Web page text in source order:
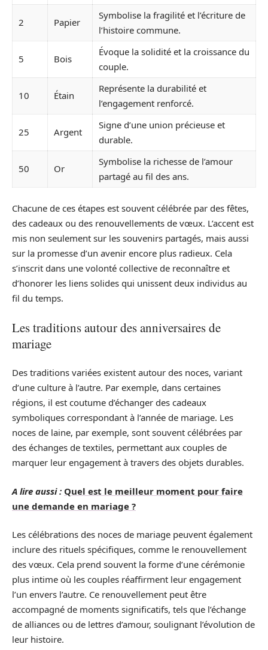
2 Papier
Symbolise la fragilité et l’écriture de
l’histoire commune.
5 Bois
Évoque la solidité et la croissance du
couple.
10 Étain
Représente la durabilité et
l’engagement renforcé.
25 Argent
Signe d’une union précieuse et
durable.
50 Or
Symbolise la richesse de l’amour
partagé au fil des ans.
Chacune de ces étapes est souvent célébrée par des fêtes,
des cadeaux ou des renouvellements de vœux. L’accent est
mis non seulement sur les souvenirs partagés, mais aussi
sur la promesse d’un avenir encore plus radieux. Cela
s’inscrit dans une volonté collective de reconnaître et
d’honorer les liens solides qui unissent deux individus au
fil du temps.
Les traditions autour des anniversaires de
mariage
Des traditions variées existent autour des noces, variant
d’une culture à l’autre. Par exemple, dans certaines
régions, il est coutume d’échanger des cadeaux
symboliques correspondant à l’année de mariage. Les
noces de laine, par exemple, sont souvent célébrées par
des échanges de textiles, permettant aux couples de
marquer leur engagement à travers des objets durables.
A lire aussi : Quel est le meilleur moment pour faire
une demande en mariage ?
Les célébrations des noces de mariage peuvent également
inclure des rituels spécifiques, comme le renouvellement
des vœux. Cela prend souvent la forme d’une cérémonie
plus intime où les couples réaffirment leur engagement
l’un envers l’autre. Ce renouvellement peut être
accompagné de moments significatifs, tels que l’échange
de alliances ou de lettres d’amour, soulignant l’évolution de
leur histoire.